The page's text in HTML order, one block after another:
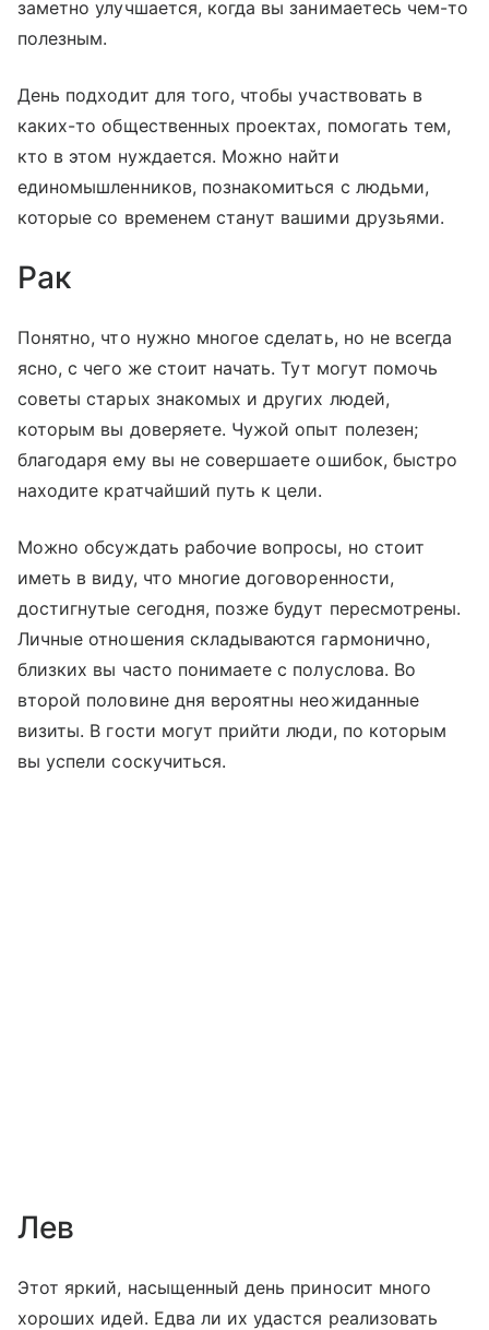
заметно улучшается, когда вы занимаетесь чем-то
полезным.
День подходит для того, чтобы участвовать в
каких-то общественных проектах, помогать тем,
кто в этом нуждается. Можно найти
единомышленников, познакомиться с людьми,
которые со временем станут вашими друзьями.
Рак
Понятно, что нужно многое сделать, но не всегда
ясно, с чего же стоит начать. Тут могут помочь
советы старых знакомых и других людей,
которым вы доверяете. Чужой опыт полезен;
благодаря ему вы не совершаете ошибок, быстро
находите кратчайший путь к цели.
Можно обсуждать рабочие вопросы, но стоит
иметь в виду, что многие договоренности,
достигнутые сегодня, позже будут пересмотрены.
Личные отношения складываются гармонично,
близких вы часто понимаете с полуслова. Во
второй половине дня вероятны неожиданные
визиты. В гости могут прийти люди, по которым
вы успели соскучиться.
Лев
Этот яркий, насыщенный день приносит много
хороших идей. Едва ли их удастся реализовать